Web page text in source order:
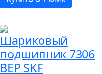
Шариковый
подшипник 7306
BEP SKF